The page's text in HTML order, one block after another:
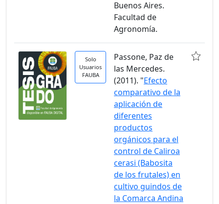
Buenos Aires.
Facultad de
Agronomía.
Solo
Usuarios
FAUBA
Passone, Paz de
las Mercedes.
(2011). "Efecto
comparativo de la
aplicación de
diferentes
productos
orgánicos para el
control de Caliroa
cerasi (Babosita
de los frutales) en
cultivo guindos de
la Comarca Andina